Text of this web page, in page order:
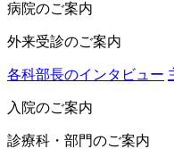
病院のご案内
外来受診のご案内
各科部長のインタビュー
入院のご案内
診療科・部門のご案内